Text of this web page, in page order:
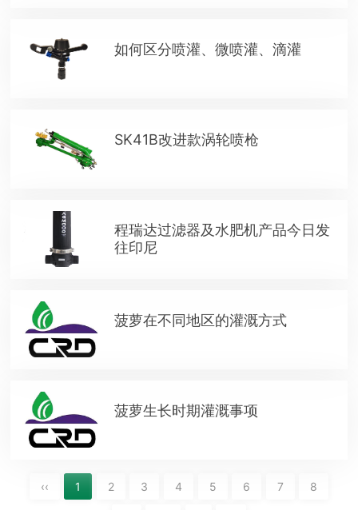
如何区分喷灌、微喷灌、滴灌
SK41B改进款涡轮喷枪
程瑞达过滤器及水肥机产品今日发
往印尼
菠萝在不同地区的灌溉方式
菠萝生长时期灌溉事项
‹‹ 1 2 3 4 5 6 7 8